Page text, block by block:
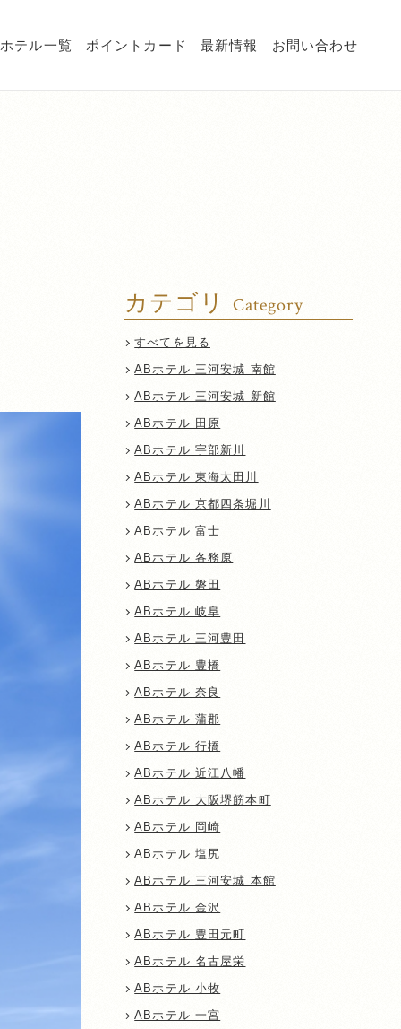
テル一覧 ポイントカード 最新情報 お問い合わせ
カテゴリ Category
すべてを見る
ABホテル 三河安城 南館
ABホテル 三河安城 新館
ABホテル 田原
ABホテル 宇部新川
ABホテル 東海太田川
ABホテル 京都四条堀川
ABホテル 富士
ABホテル 各務原
ABホテル 磐田
ABホテル 岐阜
ABホテル 三河豊田
ABホテル 豊橋
ABホテル 奈良
ABホテル 蒲郡
ABホテル 行橋
ABホテル 近江八幡
ABホテル 大阪堺筋本町
ABホテル 岡崎
ABホテル 塩尻
ABホテル 三河安城 本館
ABホテル 金沢
ABホテル 豊田元町
ABホテル 名古屋栄
ABホテル 小牧
ABホテル 一宮